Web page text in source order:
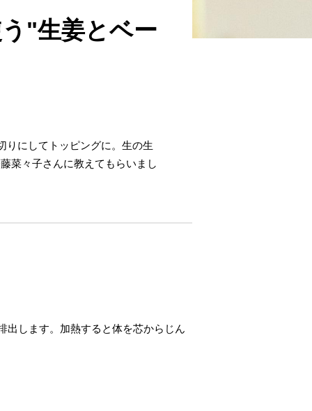
"生姜とベー
りにしてトッピングに。生の生
菜々子さんに教えてもらいまし
出します。加熱すると体を芯からじん